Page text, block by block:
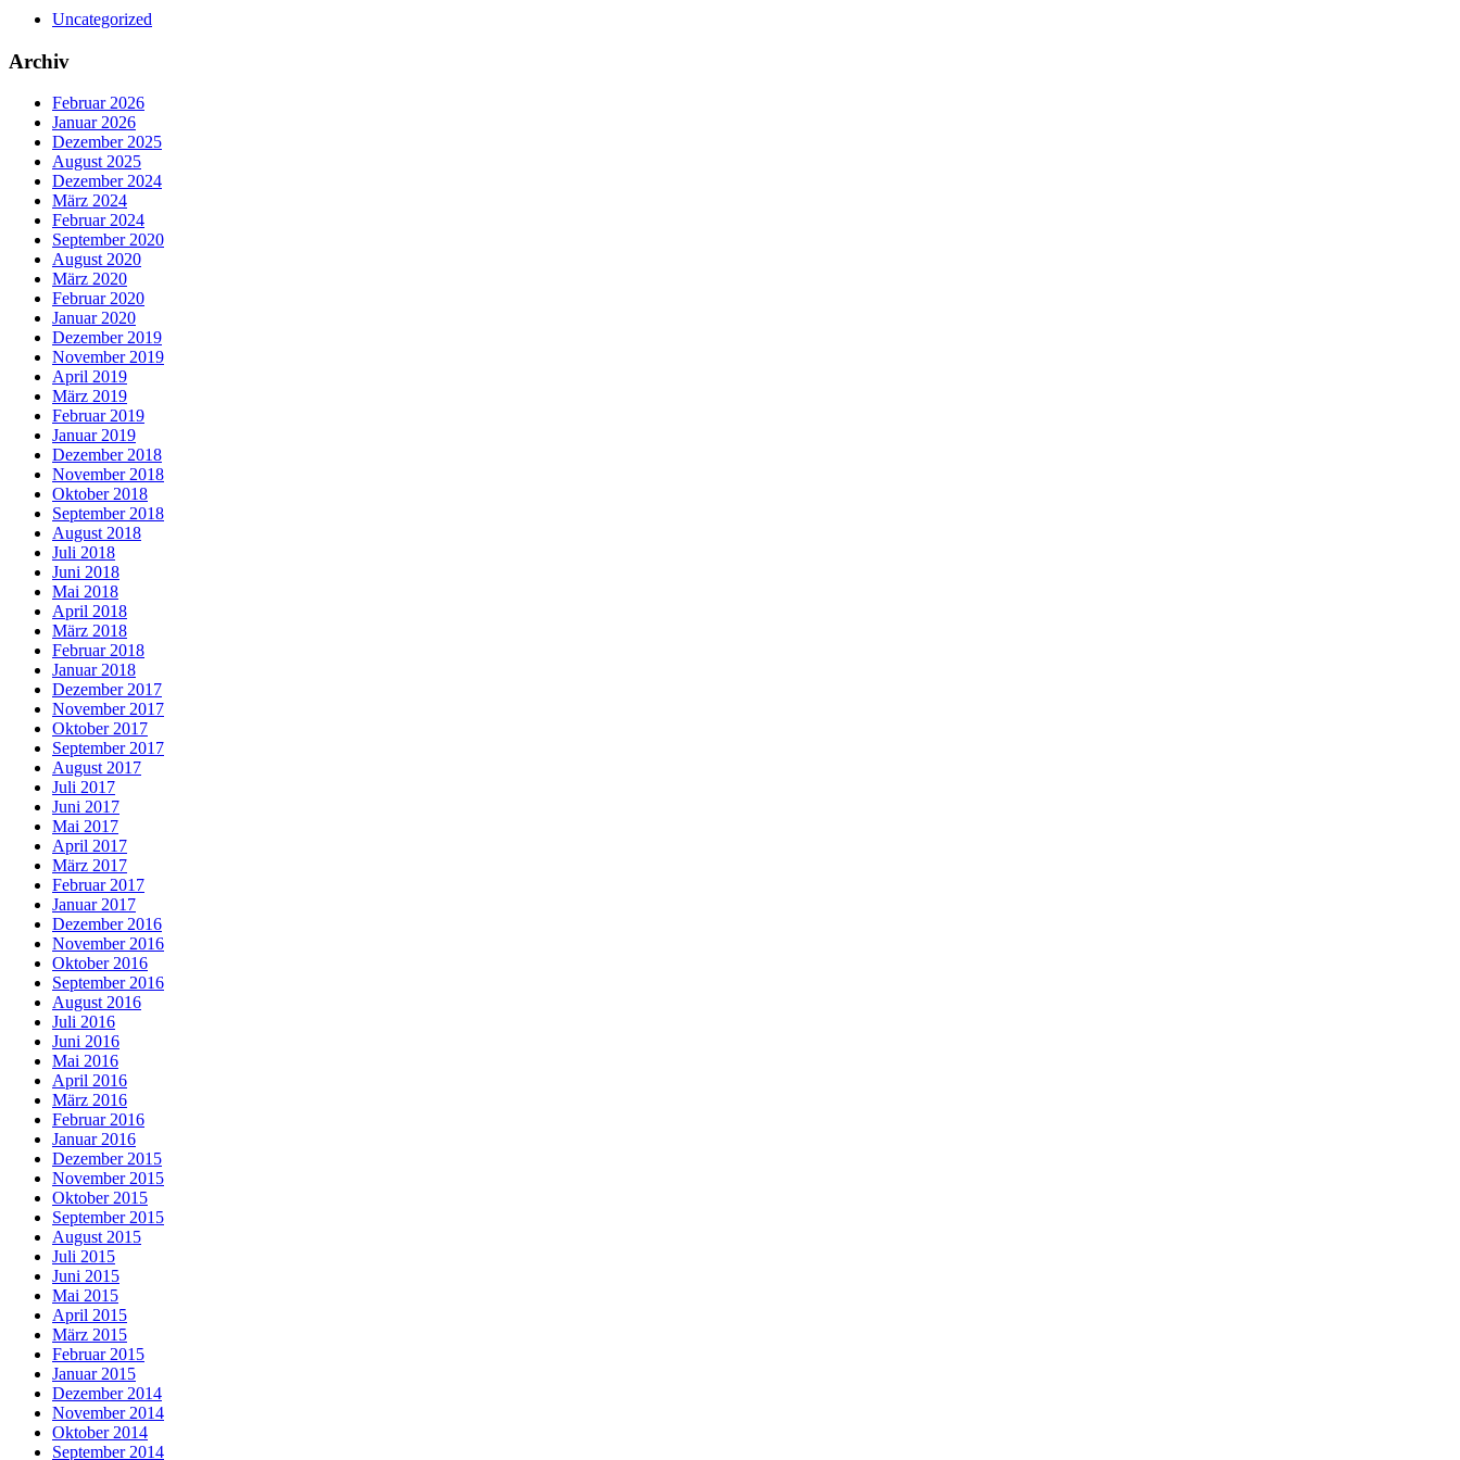
Uncategorized
Archiv
Februar 2026
Januar 2026
Dezember 2025
August 2025
Dezember 2024
März 2024
Februar 2024
September 2020
August 2020
März 2020
Februar 2020
Januar 2020
Dezember 2019
November 2019
April 2019
März 2019
Februar 2019
Januar 2019
Dezember 2018
November 2018
Oktober 2018
September 2018
August 2018
Juli 2018
Juni 2018
Mai 2018
April 2018
März 2018
Februar 2018
Januar 2018
Dezember 2017
November 2017
Oktober 2017
September 2017
August 2017
Juli 2017
Juni 2017
Mai 2017
April 2017
März 2017
Februar 2017
Januar 2017
Dezember 2016
November 2016
Oktober 2016
September 2016
August 2016
Juli 2016
Juni 2016
Mai 2016
April 2016
März 2016
Februar 2016
Januar 2016
Dezember 2015
November 2015
Oktober 2015
September 2015
August 2015
Juli 2015
Juni 2015
Mai 2015
April 2015
März 2015
Februar 2015
Januar 2015
Dezember 2014
November 2014
Oktober 2014
September 2014